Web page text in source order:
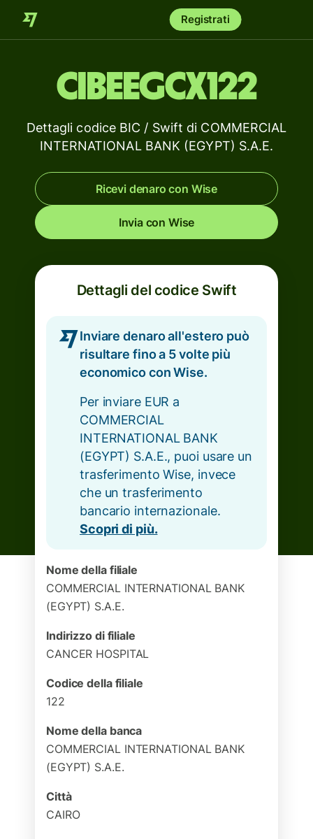
Registrati
CIBEEGCX122
Dettagli codice BIC / Swift di COMMERCIAL
INTERNATIONAL BANK (EGYPT) S.A.E.
Ricevi denaro con Wise
Invia con Wise
Dettagli del codice Swift
Inviare denaro all'estero può
risultare fino a 5 volte più
economico con Wise.
Per inviare EUR a
COMMERCIAL
INTERNATIONAL BANK
(EGYPT) S.A.E., puoi usare un
trasferimento Wise, invece
che un trasferimento
bancario internazionale.
Scopri di più.
Nome della filiale
COMMERCIAL INTERNATIONAL BANK
(EGYPT) S.A.E.
Indirizzo di filiale
CANCER HOSPITAL
Codice della filiale
122
Nome della banca
COMMERCIAL INTERNATIONAL BANK
(EGYPT) S.A.E.
Città
CAIRO